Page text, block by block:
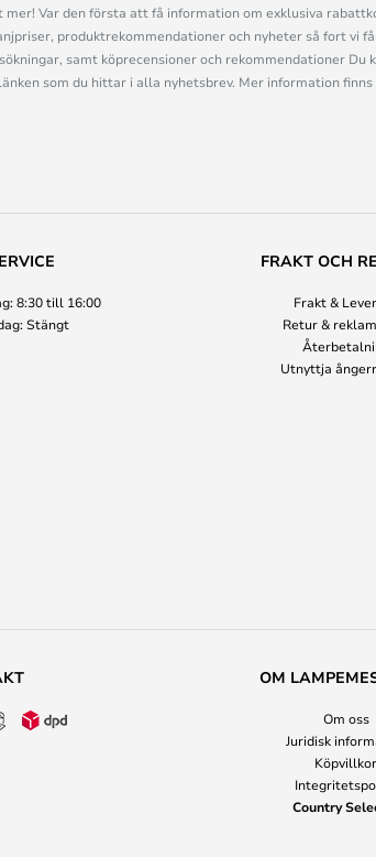
Var den första att få information om exklusiva
produktrekommendationer och nyheter så fort vi
samt köprecensioner och rekommendationer Du
som du hittar i alla nyhetsbrev. Mer information finns
8:30 till 16:00
Stängt
FRAKT OCH
Frakt &
Retur &
Utnyttja
OM
Om oss
Juridisk
Köpvillkor
Country